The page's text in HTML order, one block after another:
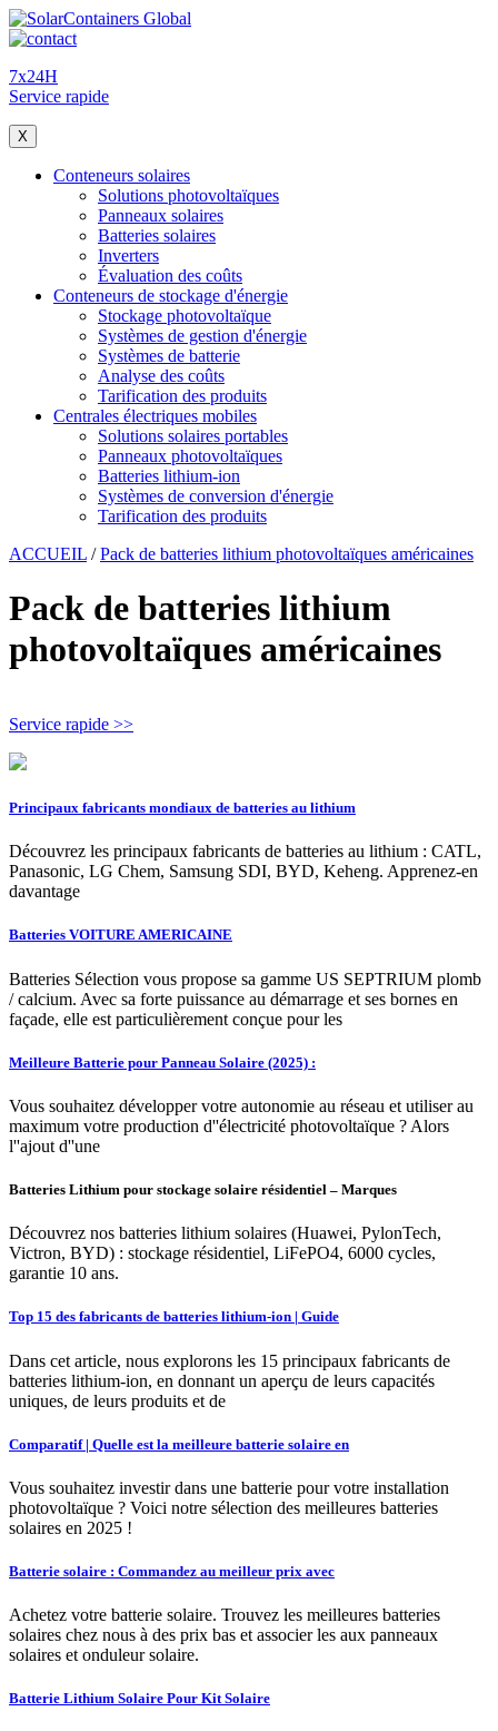
7x24H
Service rapide
X
Conteneurs solaires
Solutions photovoltaïques
Panneaux solaires
Batteries solaires
Inverters
Évaluation des coûts
Conteneurs de stockage d'énergie
Stockage photovoltaïque
Systèmes de gestion d'énergie
Systèmes de batterie
Analyse des coûts
Tarification des produits
Centrales électriques mobiles
Solutions solaires portables
Panneaux photovoltaïques
Batteries lithium-ion
Systèmes de conversion d'énergie
Tarification des produits
ACCUEIL /Pack de batteries lithium photovoltaïques américaines
Pack de batteries lithium
photovoltaïques américaines
Service rapide >>
Principaux fabricants mondiaux de batteries au lithium
Découvrez les principaux fabricants de batteries au lithium : CATL,
Panasonic, LG Chem, Samsung SDI, BYD, Keheng. Apprenez-en
davantage
Batteries VOITURE AMERICAINE
Batteries Sélection vous propose sa gamme US SEPTRIUM plomb
/ calcium. Avec sa forte puissance au démarrage et ses bornes en
façade, elle est particulièrement conçue pour les
Meilleure Batterie pour Panneau Solaire (2025) :
Vous souhaitez développer votre autonomie au réseau et utiliser au
maximum votre production d''électricité photovoltaïque ? Alors
l''ajout d''une
Batteries Lithium pour stockage solaire résidentiel – Marques
Découvrez nos batteries lithium solaires (Huawei, PylonTech,
Victron, BYD) : stockage résidentiel, LiFePO4, 6000 cycles,
garantie 10 ans.
Top 15 des fabricants de batteries lithium-ion | Guide
Dans cet article, nous explorons les 15 principaux fabricants de
batteries lithium-ion, en donnant un aperçu de leurs capacités
uniques, de leurs produits et de
Comparatif | Quelle est la meilleure batterie solaire en
Vous souhaitez investir dans une batterie pour votre installation
photovoltaïque ? Voici notre sélection des meilleures batteries
solaires en 2025 !
Batterie solaire : Commandez au meilleur prix avec
Achetez votre batterie solaire. Trouvez les meilleures batteries
solaires chez nous à des prix bas et associer les aux panneaux
solaires et onduleur solaire.
Batterie Lithium Solaire Pour Kit Solaire